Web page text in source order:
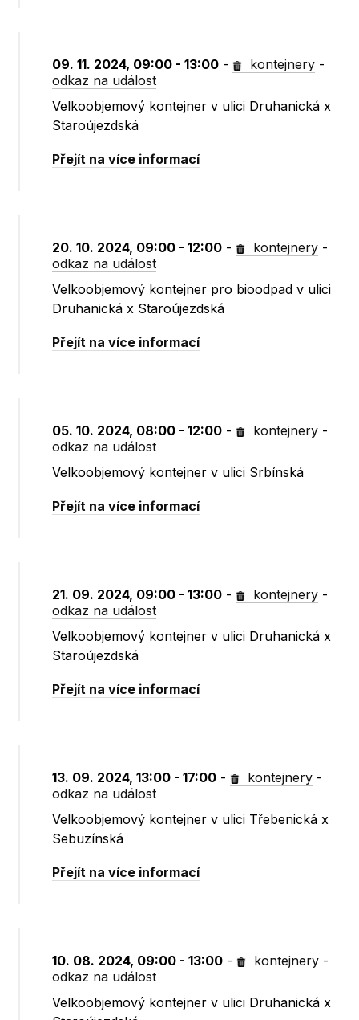
09. 11. 2024, 09:00 - 13:00 - kontejnery -
odkaz na událost
Velkoobjemový kontejner v ulici Druhanická x
Staroújezdská
Přejít na více informací
20. 10. 2024, 09:00 - 12:00 - kontejnery -
odkaz na událost
Velkoobjemový kontejner pro bioodpad v ulici
Druhanická x Staroújezdská
Přejít na více informací
05. 10. 2024, 08:00 - 12:00 - kontejnery -
odkaz na událost
Velkoobjemový kontejner v ulici Srbínská
Přejít na více informací
21. 09. 2024, 09:00 - 13:00 - kontejnery -
odkaz na událost
Velkoobjemový kontejner v ulici Druhanická x
Staroújezdská
Přejít na více informací
13. 09. 2024, 13:00 - 17:00 - kontejnery -
odkaz na událost
Velkoobjemový kontejner v ulici Třebenická x
Sebuzínská
Přejít na více informací
10. 08. 2024, 09:00 - 13:00 - kontejnery -
odkaz na událost
Velkoobjemový kontejner v ulici Druhanická x